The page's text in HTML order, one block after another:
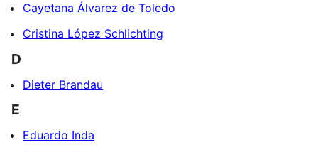
Cayetana Álvarez de Toledo
Cristina López Schlichting
D
Dieter Brandau
E
Eduardo Inda